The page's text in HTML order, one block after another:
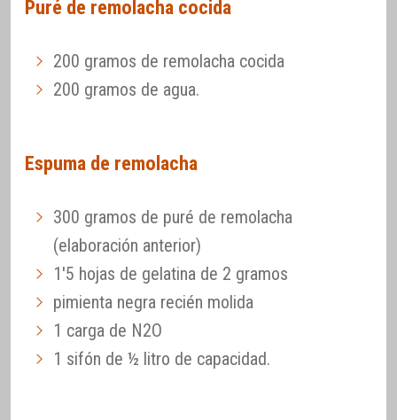
Puré de remolacha cocida
200 gramos de remolacha cocida
200 gramos de agua.
Espuma de remolacha
300 gramos de puré de remolacha
(elaboración anterior)
1'5 hojas de gelatina de 2 gramos
pimienta negra recién molida
1 carga de N2O
1 sifón de ½ litro de capacidad.